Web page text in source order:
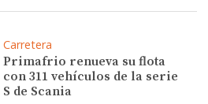
Carretera
Primafrio renueva su flota
con 311 vehículos de la serie
S de Scania